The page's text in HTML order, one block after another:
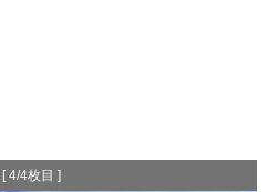
[ 4/4枚目 ]